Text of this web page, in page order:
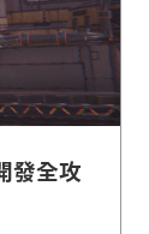
發全攻